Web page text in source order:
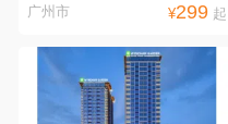
玻璃桥观云海丨稻田抓鱼狂欢丨
村丨马头陂戏水丨英西峰林走
廊、非遗体验古法手工豆腐
广州市 ¥299 起